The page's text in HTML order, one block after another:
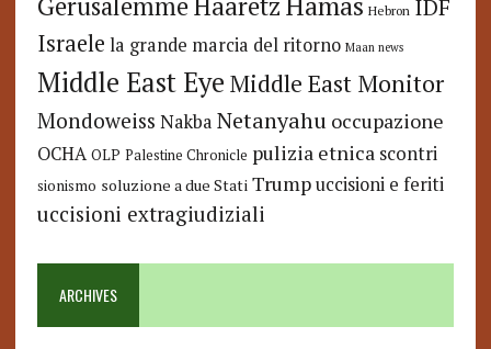
Hebron IDF
Israele la grande marcia del ritorno Maan news
Middle East Eye Middle East Monitor
Mondoweiss Nakba Netanyahu occupazione
OCHA OLP Palestine Chronicle pulizia etnica scontri
sionismo soluzione a due Stati Trump uccisioni e feriti
uccisioni extragiudiziali
ARCHIVES